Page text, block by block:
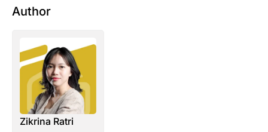
Author
Zikrina Ratri